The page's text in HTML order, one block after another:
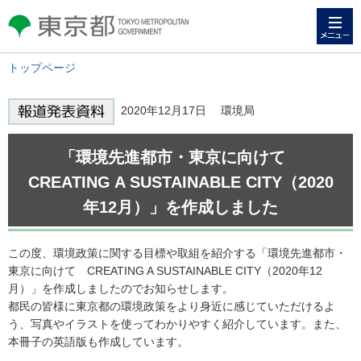
東京都 TOKYO METROPOLITAN
GOVERNMENT
トップページ
2020年12月17日 環境局
「環境先進都市・東京に向けて
CREATING A SUSTAINABLE CITY（2020
年12月）」を作成しました
この度、環境政策に関する目標や取組を紹介する「環境先進都市・
東京に向けて CREATING A SUSTAINABLE CITY（2020年12
月）」を作成しましたのでお知らせします。
都民の皆様に東京都の環境政策をより身近に感じていただけるよ
う、写真やイラストを使ってわかりやすく紹介しています。また、
本冊子の英語版も作成しています。